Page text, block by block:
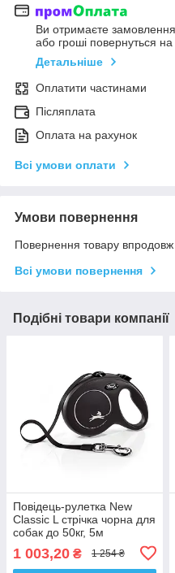
Ви отримаєте замовлення
або гроші повернуться
Детальніше
Оплатити частинами
Післяплата
Оплата на рахунок
Всі умови оплати
Умови повернення
Повернення товару впродовж
Всі умови повернення
Подібні товари компанії
Повідець-рулетка New
Classic L стрічка чорна для
собак до 50кг, 5м
1 003,20 ₴ 1 254 ₴